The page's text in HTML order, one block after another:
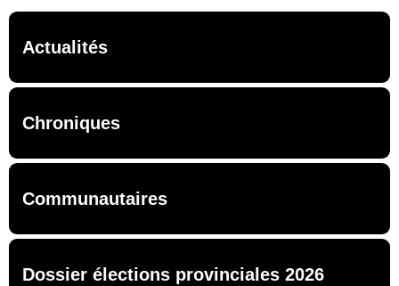
Actualités
Chroniques
Communautaires
Dossier élections provinciales 2026